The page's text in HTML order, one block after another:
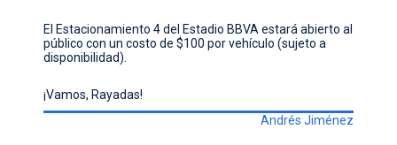
El Estacionamiento 4 del Estadio BBVA estará abierto al
público con un costo de $100 por vehículo (sujeto a
disponibilidad).
¡Vamos, Rayadas!
Andrés Jiménez